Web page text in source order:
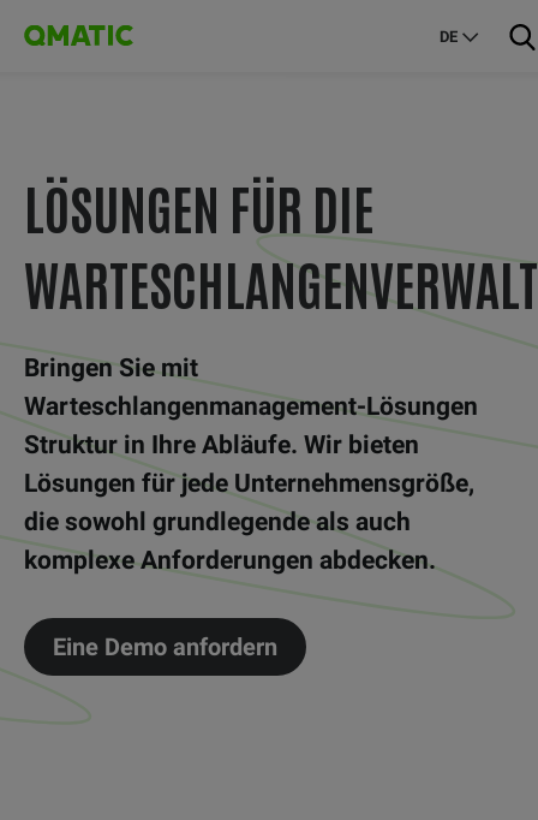
DE
LÖSUNGEN FÜR DIE
Bringen Sie mit
Warteschlangenmanagement-Lösungen
Struktur in Ihre Abläufe. Wir bieten
Lösungen für jede Unternehmensgröße,
die sowohl grundlegende als auch
komplexe Anforderungen abdecken.
Eine Demo anfordern